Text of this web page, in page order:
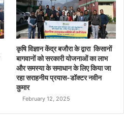
कृषि विज्ञान केंद्र बजौरा के द्वारा किसानों
बागवानों को सरकारी योजनाओं का लाभ
और समस्या के समाधान के लिए किया जा
रहा सराहनीय प्रयास-डॉक्टर नवीन
कुमार
February 12, 2025